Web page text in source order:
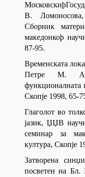
В. Ломоносова,
Сборник
македонкоþ
87-95.
Временската
Петре М.
функционалната
Скопје 1998, 65-
Глаголот во
јазик, ЏЏВ
семинар за
култура, Скопје
Затворена
посветен на Бл.